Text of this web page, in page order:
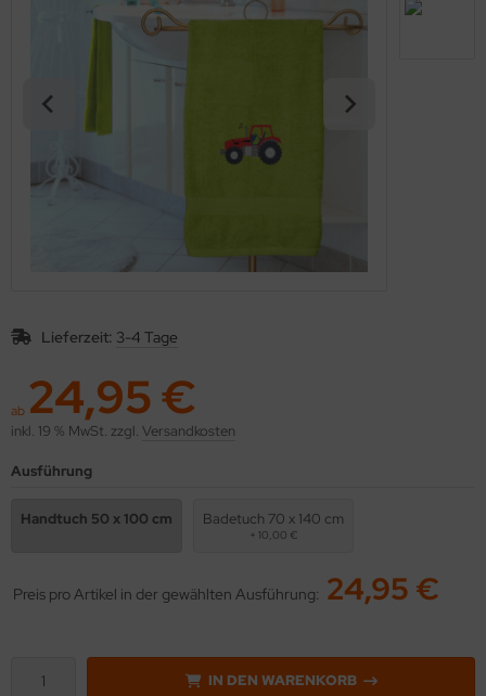
Lieferzeit: 3-4 Tage
ab 24,95 €
inkl. 19 % MwSt. zzgl. Versandkosten
Ausführung
Handtuch 50 x 100 cm Badetuch 70 x 140 cm
+ 10,00 €
Preis pro Artikel in der gewählten Ausführung: 24,95 €
IN DEN WARENKORB